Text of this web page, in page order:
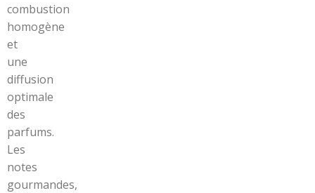
combustion
homogène
et
une
diffusion
optimale
des
parfums.
Les
notes
gourmandes,